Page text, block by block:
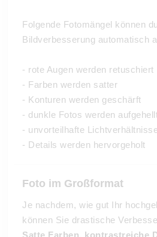
Folgende Fotomängel können
Bildverbesserung automatisch
- rote Augen werden retuschiert
- Farben werden satter
- Konturen werden geschärft
- dunkle Fotos werden
- unvorteilhafte
- Details werden hervorgeholt
Foto im Großformat
Je nachdem, wie gut Ihr
können Sie drastische
Satte Farben, kontrastreiche